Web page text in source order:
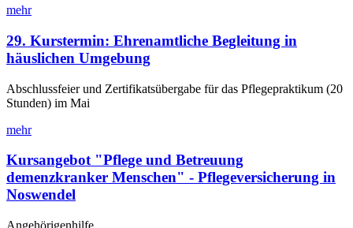
mehr
29. Kurstermin: Ehrenamtliche Begleitung in
häuslichen Umgebung
Abschlussfeier und Zertifikatsübergabe für das Pflegepraktikum (20
Stunden) im Mai
mehr
Kursangebot "Pflege und Betreuung
demenzkranker Menschen" - Pflegeversicherung in
Noswendel